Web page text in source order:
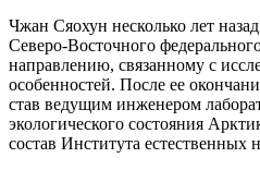
Чжан Сяохун несколько лет
Северо-Восточного
направлению, связанному с
особенностей. После ее
став ведущим инженером
экологического состояния
состав Института